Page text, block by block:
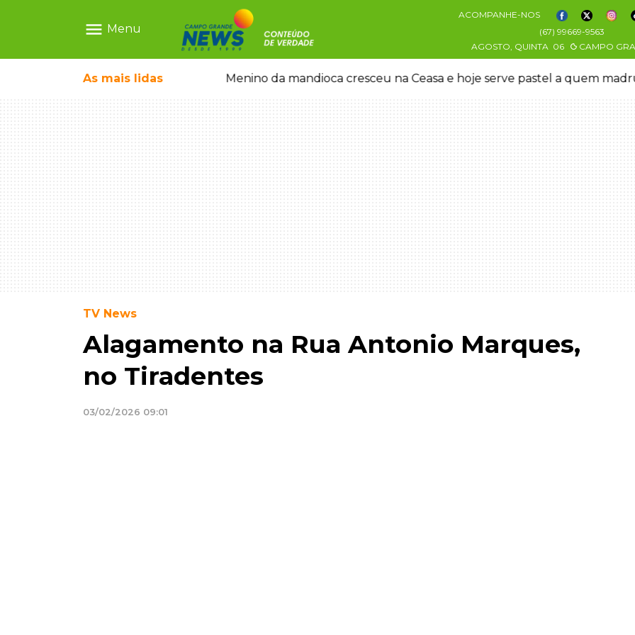
menu Menu
ACOMPANHE-NOS
(67) 99669-9563
AGOSTO, QUINTA 06 CAMPO
As mais lidas
falso e prende pai e filho Menino da mandioca cresceu na Ceasa e hoje serve pastel a quem
TV News
Alagamento na Rua Antonio Marques,
no Tiradentes
03/02/2026 09:01